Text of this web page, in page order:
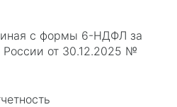
с формы 6-НДФЛ за
от 30.12.2025 №